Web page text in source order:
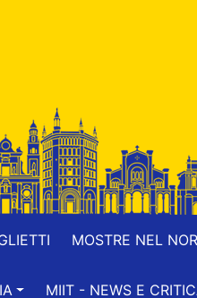
MOSTRE NEL
MIIT - NEWS E